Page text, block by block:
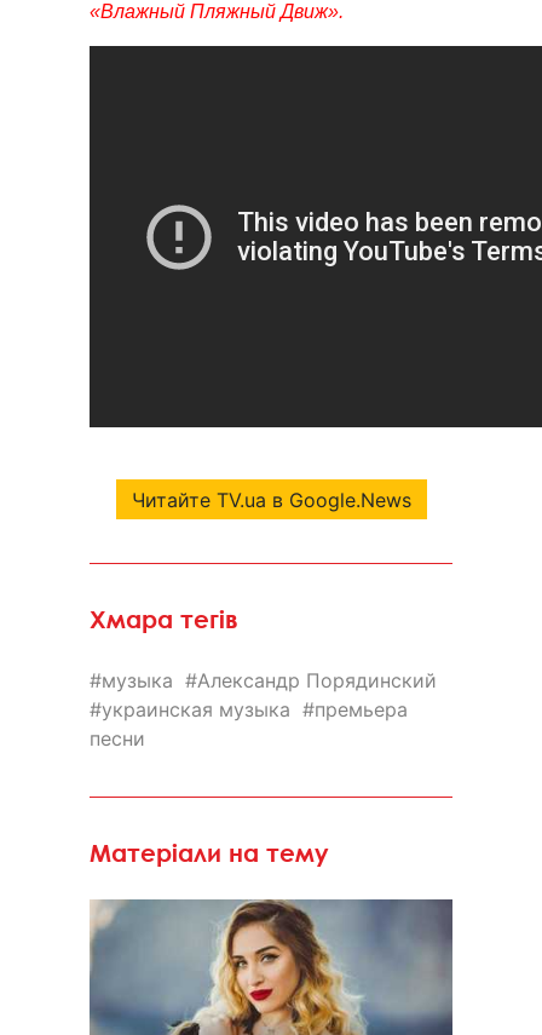
«Влажный Пляжный Движ».
Читайте TV.ua в Google.News
Хмара тегів
музыка
Александр Порядинский
украинская музыка
премьера
песни
Матеріали на тему